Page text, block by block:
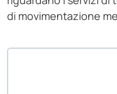
di movimentazione